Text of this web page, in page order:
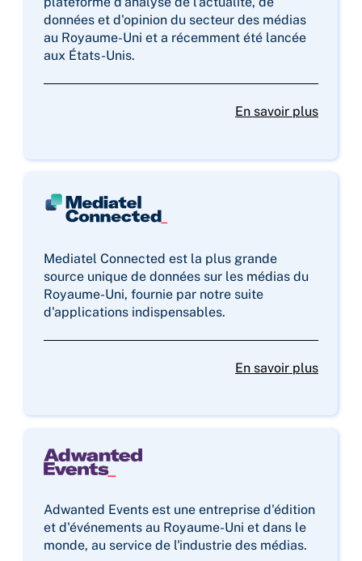
données et d'opinion du secteur des médias
au Royaume-Uni et a récemment été lancée
aux États-Unis.
En savoir plus
Mediatel Connected est la plus grande
source unique de données sur les médias du
Royaume-Uni, fournie par notre suite
d'applications indispensables.
En savoir plus
Adwanted Events est une entreprise d'édition
et d'événements au Royaume-Uni et dans le
monde, au service de l'industrie des médias.